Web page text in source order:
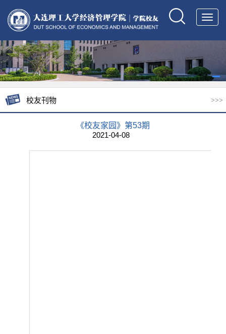
校友刊物 >>>
《校友家园》第53期
2021-04-08